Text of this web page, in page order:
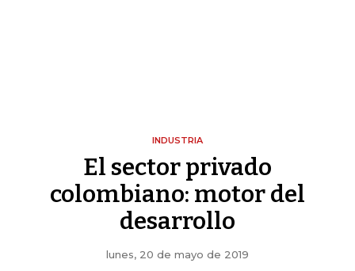
INDUSTRIA
El sector privado
colombiano: motor del
desarrollo
lunes, 20 de mayo de 2019